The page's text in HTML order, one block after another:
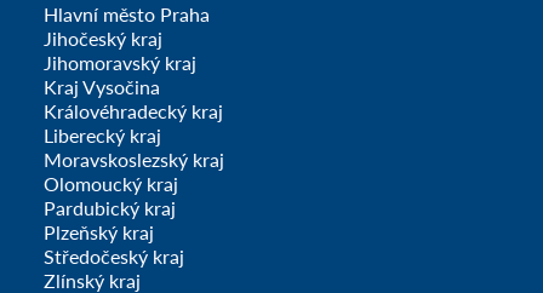
Hlavní město Praha
Jihočeský kraj
Jihomoravský kraj
Kraj Vysočina
Královéhradecký kraj
Liberecký kraj
Moravskoslezský kraj
Olomoucký kraj
Pardubický kraj
Plzeňský kraj
Středočeský kraj
Zlínský kraj